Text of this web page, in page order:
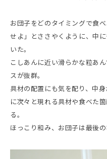
お団子をどのタイミングで食
せよ」とささやくように、中
いた。
こしあんに近い滑らかな粒あ
スが抜群。
具材の配置にも気を配り、中
に次々と現れる具材や食べた
る。
ほっこり和み、お団子は最後